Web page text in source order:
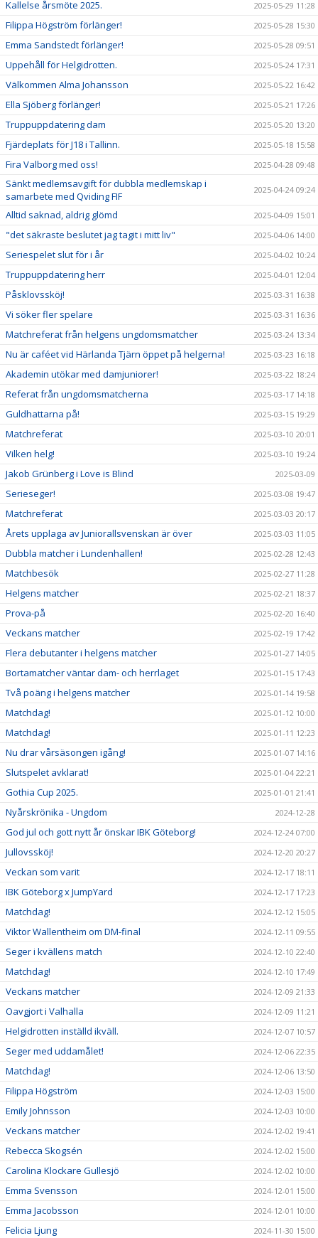
Kallelse årsmöte 2025. 2025-05-29 11:28
Filippa Högström förlänger! 2025-05-28 15:30
Emma Sandstedt förlänger! 2025-05-28 09:51
Uppehåll för Helgidrotten. 2025-05-24 17:31
Välkommen Alma Johansson 2025-05-22 16:42
Ella Sjöberg förlänger! 2025-05-21 17:26
Truppuppdatering dam 2025-05-20 13:20
Fjärdeplats för J18 i Tallinn. 2025-05-18 15:58
Fira Valborg med oss! 2025-04-28 09:48
Sänkt medlemsavgift för dubbla medlemskap i
samarbete med Qviding FIF
2025-04-24 09:24
Alltid saknad, aldrig glömd 2025-04-09 15:01
"det säkraste beslutet jag tagit i mitt liv" 2025-04-06 14:00
Seriespelet slut för i år 2025-04-02 10:24
Truppuppdatering herr 2025-04-01 12:04
Påsklovssköj! 2025-03-31 16:38
Vi söker fler spelare 2025-03-31 16:36
Matchreferat från helgens ungdomsmatcher 2025-03-24 13:34
Nu är caféet vid Härlanda Tjärn öppet på helgerna! 2025-03-23 16:18
Akademin utökar med damjuniorer! 2025-03-22 18:24
Referat från ungdomsmatcherna 2025-03-17 14:18
Guldhattarna på! 2025-03-15 19:29
Matchreferat 2025-03-10 20:01
Vilken helg! 2025-03-10 19:24
Jakob Grünberg i Love is Blind 2025-03-09
Serieseger! 2025-03-08 19:47
Matchreferat 2025-03-03 20:17
Årets upplaga av Juniorallsvenskan är över 2025-03-03 11:05
Dubbla matcher i Lundenhallen! 2025-02-28 12:43
Matchbesök 2025-02-27 11:28
Helgens matcher 2025-02-21 18:37
Prova-på 2025-02-20 16:40
Veckans matcher 2025-02-19 17:42
Flera debutanter i helgens matcher 2025-01-27 14:05
Bortamatcher väntar dam- och herrlaget 2025-01-15 17:43
Två poäng i helgens matcher 2025-01-14 19:58
Matchdag! 2025-01-12 10:00
Matchdag! 2025-01-11 12:23
Nu drar vårsäsongen igång! 2025-01-07 14:16
Slutspelet avklarat! 2025-01-04 22:21
Gothia Cup 2025. 2025-01-01 21:41
Nyårskrönika - Ungdom 2024-12-28
God jul och gott nytt år önskar IBK Göteborg! 2024-12-24 07:00
Jullovssköj! 2024-12-20 20:27
Veckan som varit 2024-12-17 18:11
IBK Göteborg x JumpYard 2024-12-17 17:23
Matchdag! 2024-12-12 15:05
Viktor Wallentheim om DM-final 2024-12-11 09:55
Seger i kvällens match 2024-12-10 22:40
Matchdag! 2024-12-10 17:49
Veckans matcher 2024-12-09 21:33
Oavgjort i Valhalla 2024-12-09 11:21
Helgidrotten inställd ikväll. 2024-12-07 10:57
Seger med uddamålet! 2024-12-06 22:35
Matchdag! 2024-12-06 13:50
Filippa Högström 2024-12-03 15:00
Emily Johnsson 2024-12-03 10:00
Veckans matcher 2024-12-02 19:41
Rebecca Skogsén 2024-12-02 15:00
Carolina Klockare Gullesjö 2024-12-02 10:00
Emma Svensson 2024-12-01 15:00
Emma Jacobsson 2024-12-01 10:00
Felicia Ljung 2024-11-30 15:00